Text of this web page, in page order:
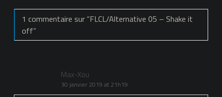
1 commentaire sur “FLCL/Alternative 05 – Shake it
off”
Max-Xou
30 janvier 2019 at 21h19